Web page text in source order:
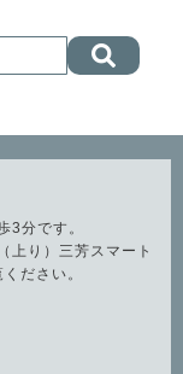
3分です。
上り）三芳スマート
ださい。